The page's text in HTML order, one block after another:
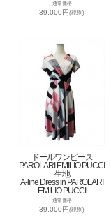
通常価格
39,000円(税別)
ドールワンピース
PAROLARI EMILIO PUCCI
生地
A-line Dress in PAROLARI
EMILIO PUCCI
通常価格
39,000円(税別)